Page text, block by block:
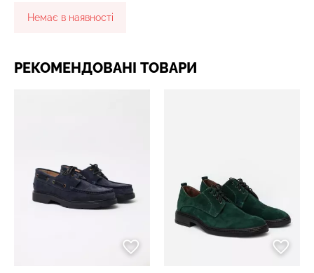
Немає в наявності
РЕКОМЕНДОВАНІ ТОВАРИ